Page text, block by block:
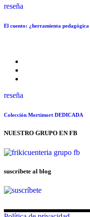
reseña
El cuento: ¿herramienta pedagógica
reseña
Colección Mortimort DEDICADA
NUESTRO GRUPO EN FB
suscríbete al blog